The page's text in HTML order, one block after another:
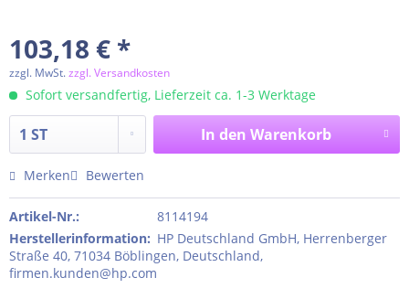
103,18 € *
zzgl. MwSt.zzgl. Versandkosten
Sofort versandfertig, Lieferzeit ca. 1-3 Werktage
In den Warenkorb
Merken Bewerten
Artikel-Nr.:
8114194
Herstellerinformation: HP Deutschland GmbH, Herrenberger
Straße 40, 71034 Böblingen, Deutschland,
firmen.kunden@hp.com